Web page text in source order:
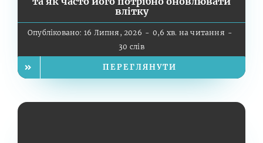
влітку
Опубліковано: 16 Липня, 2026 - 0,6 хв. на читання -
30 слів
ПЕРЕГЛЯНУТИ